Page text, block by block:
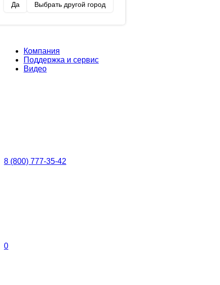
Да Выбрать другой город
Компания
Поддержка и сервис
Видео
8 (800) 777-35-42
0